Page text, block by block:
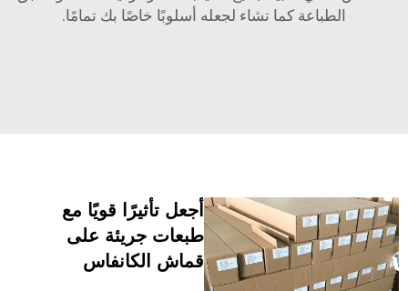
الطباعة كما تشاء لجعله أسلوبًا خاصًا بك تمامًا.
أجعل تأثيرًا قويًا مع
طبعات جريئة على
قماش الكانفاس